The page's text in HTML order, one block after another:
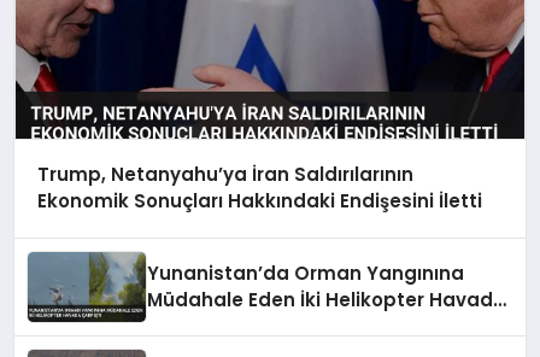
Trump, Netanyahu’ya İran Saldırılarının
Ekonomik Sonuçları Hakkındaki Endişesini İletti
Yunanistan’da Orman Yangınına
Müdahale Eden İki Helikopter Havada